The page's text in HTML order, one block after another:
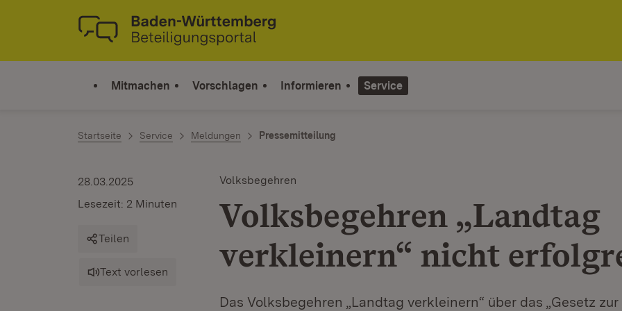
Zum Inhalt springen
Link zur Startseite
Mitmachen Vorschlagen Informieren Service
Startseite Service Meldungen Pressemitteilung
Volksbegehren
Volksbegehren „Landtag
verkleinern“ nicht
Das Volksbegehren „Landtag verkleinern“ über das „Gesetz
28.03.2025
Lesezeit: 2 Minuten
Teilen
Text vorlesen